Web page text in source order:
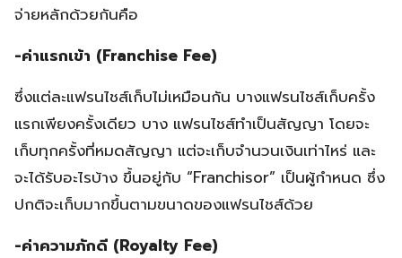
จ่ายหลักด้วยกันคือ
-ค่าแรกเข้า (Franchise Fee)
ซึ่งแต่ละแฟรนไชส์เก็บไม่เหมือนกัน บางแฟรนไชส์เก็บครั้ง
แรกเพียงครั้งเดียว บาง แฟรนไชส์ทำเป็นสัญญา โดยจะ
เก็บทุกครั้งที่หมดสัญญา แต่จะเก็บจำนวนเงินเท่าไหร่ และ
จะได้รับอะไรบ้าง ขึ้นอยู่กับ “Franchisor” เป็นผู้กำหนด ซึ่ง
ปกติจะเก็บมากขึ้นตามขนาดของแฟรนไชส์ด้วย
-ค่าความภักดี (Royalty Fee)